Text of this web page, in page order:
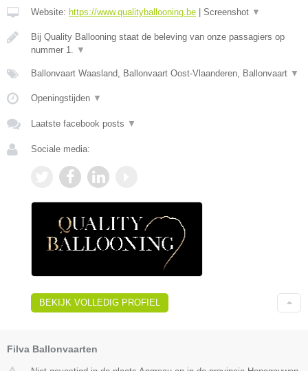
Website: https://www.qualityballooning.be Screenshot ▼
Bij Quality Ballooning staat de beleving van onze passagiers op
nummer 1. ▼
Ballonvaart Waasland, Ballonvaart Oost-Vlaanderen, Ballonvaart ▼
Openingstijden ▼
Laatste facebook posts ▼
Sociale media:
BEKIJK VOLLEDIG PROFIEL
Filva Ballonvaarten